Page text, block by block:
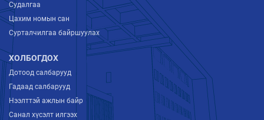
Судалгаа
Цахим номын сан
Сурталчилгаа байршуулах
ХОЛБОГДОХ
Дотоод салбарууд
Гадаад салбарууд
Нээлттэй ажлын байр
Санал хүсэлт илгээх